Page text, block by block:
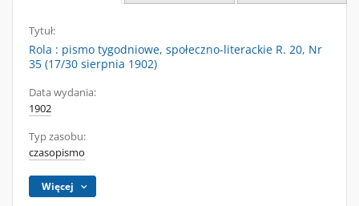
Tytuł:
Rola : pismo tygodniowe, społeczno-literackie R. 20, Nr
35 (17/30 sierpnia 1902)
Data wydania:
1902
Typ zasobu:
czasopismo
Więcej